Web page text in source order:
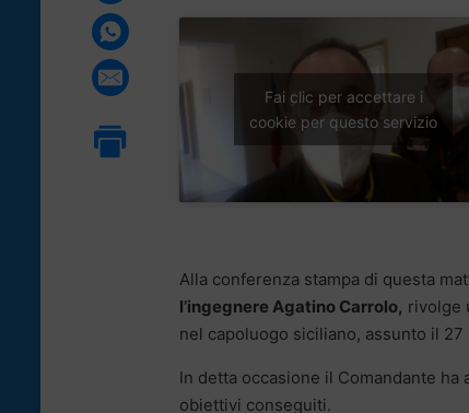
Fai clic per accettare i
cookie per questo servizio
Alla conferenza stampa di questa
l’ingegnere Agatino Carrolo, rivolge
nel capoluogo siciliano, assunto il
In detta occasione il Comandante
obiettivi conseguiti.